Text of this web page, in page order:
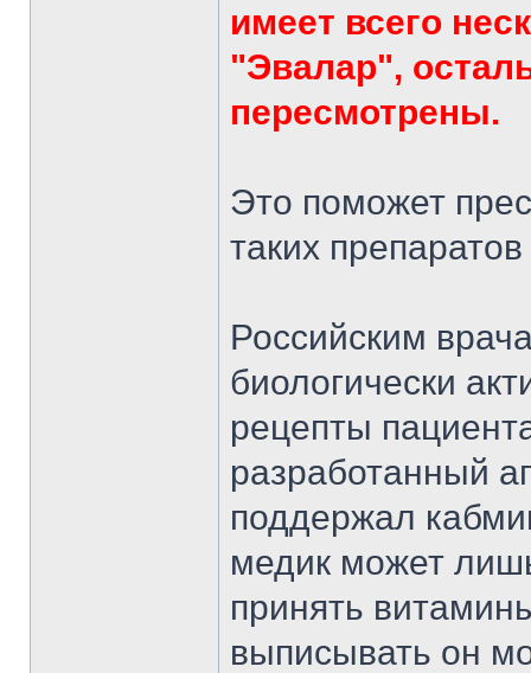
имеет всего
"Эвалар",
пересмотрены.
Это поможет
таких
Российским
биологически
рецепты
разработанный
поддержал
медик может
принять
выписывать он